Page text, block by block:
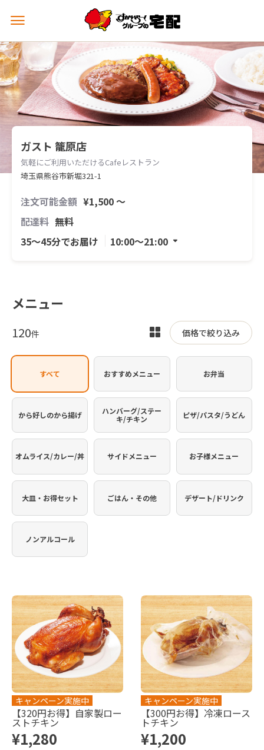
メ
ュ
ー
を
開
く
ガスト 籠原店
気軽にご利用いただけるCafeレストラン
埼玉県熊谷市新堀321-1
注文可能金額 ¥1,500 〜
配達料 無料
35〜45分でお届け
10:00〜21:00
メニュー
120件
表
を
り
替
価格で絞り込み
すべて おすすめメニュー お弁当
から好しのから揚げ
ハンバーグ/ステー
キ/チキン
ピザ/パスタ/うどん
オムライス/カレー/丼 サイドメニュー お子様メニュー
大皿・お得セット ごはん・その他 デザート/ドリンク
ノンアルコール
キャンペーン実施中
【320円お得】自家製ロー
ストチキン
¥1,280
キャンペーン実施中
【300円お得】冷凍ロース
トチキン
¥1,200